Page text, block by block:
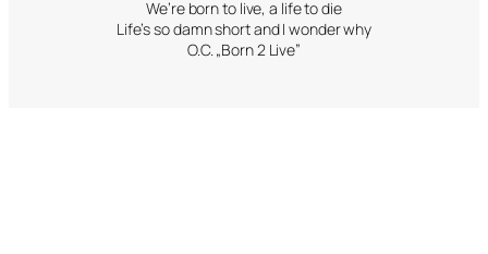
We’re born to live, a life to die
Life’s so damn short and I wonder why
O.C. „Born 2 Live”